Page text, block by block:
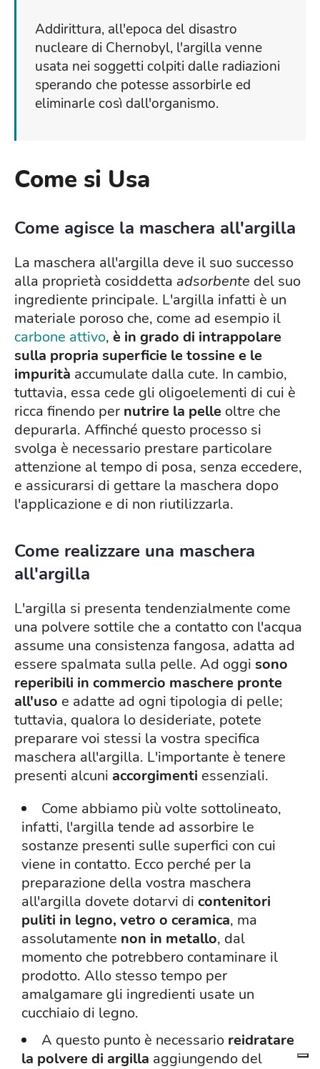
Addirittura, all'epoca del disastro
nucleare di Chernobyl, l'argilla venne
usata nei soggetti colpiti dalle radiazioni
sperando che potesse assorbirle ed
eliminarle così dall'organismo.
Come si Usa
Come agisce la maschera all'argilla
La maschera all'argilla deve il suo successo
alla proprietà cosiddetta adsorbente del suo
ingrediente principale. L'argilla infatti è un
materiale poroso che, come ad esempio il
carbone attivo, è in grado di intrappolare
sulla propria superficie le tossine e le
impurità accumulate dalla cute. In cambio,
tuttavia, essa cede gli oligoelementi di cui è
ricca finendo per nutrire la pelle oltre che
depurarla. Affinché questo processo si
svolga è necessario prestare particolare
attenzione al tempo di posa, senza eccedere,
e assicurarsi di gettare la maschera dopo
l'applicazione e di non riutilizzarla.
Come realizzare una maschera
all'argilla
L'argilla si presenta tendenzialmente come
una polvere sottile che a contatto con l'acqua
assume una consistenza fangosa, adatta ad
essere spalmata sulla pelle. Ad oggi sono
reperibili in commercio maschere pronte
all'uso e adatte ad ogni tipologia di pelle;
tuttavia, qualora lo desideriate, potete
preparare voi stessi la vostra specifica
maschera all'argilla. L'importante è tenere
presenti alcuni accorgimenti essenziali.
Come abbiamo più volte sottolineato,
infatti, l'argilla tende ad assorbire le
sostanze presenti sulle superfici con cui
viene in contatto. Ecco perché per la
preparazione della vostra maschera
all'argilla dovete dotarvi di contenitori
puliti in legno, vetro o ceramica, ma
assolutamente non in metallo, dal
momento che potrebbero contaminare il
prodotto. Allo stesso tempo per
amalgamare gli ingredienti usate un
cucchiaio di legno.
A questo punto è necessario reidratare
la polvere di argilla aggiungendo del